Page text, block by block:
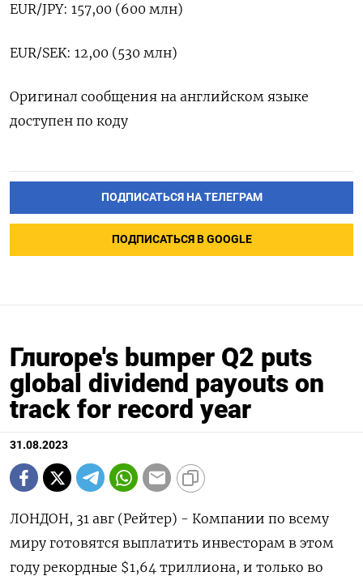
EUR/JPY: 157,00 (600 млн)
EUR/SEK: 12,00 (530 млн)
Оригинал сообщения на английском языке
доступен по коду
ПОДПИСАТЬСЯ НА ТЕЛЕГРАМ
ПОДПИСАТЬСЯ В GOOGLE
Глurope's bumper Q2 puts
global dividend payouts on
track for record year
31.08.2023
ЛОНДОН, 31 авг (Рейтер) - Компании по всему
миру готовятся выплатить инвесторам в этом
году рекордные $1,64 триллиона, и только во